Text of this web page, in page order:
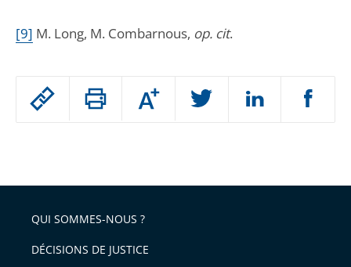
Passer
arriver
après
Augmenter
ou
l'article
pour
[9] M. Long, M. Combarnous, op. cit.
QUI SOMMES-NOUS ?
DÉCISIONS DE JUSTICE